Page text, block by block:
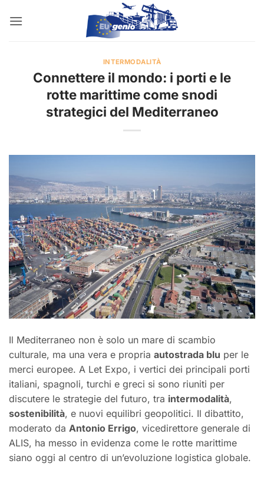
INTERMODALITÀ
Connettere il mondo: i porti e le
rotte marittime come snodi
strategici del Mediterraneo
Il Mediterraneo non è solo un mare di scambio
culturale, ma una vera e propria autostrada blu per le
merci europee. A Let Expo, i vertici dei principali porti
italiani, spagnoli, turchi e greci si sono riuniti per
discutere le strategie del futuro, tra intermodalità,
sostenibilità, e nuovi equilibri geopolitici. Il dibattito,
moderato da Antonio Errigo, vicedirettore generale di
ALIS, ha messo in evidenza come le rotte marittime
siano oggi al centro di un’evoluzione logistica globale.